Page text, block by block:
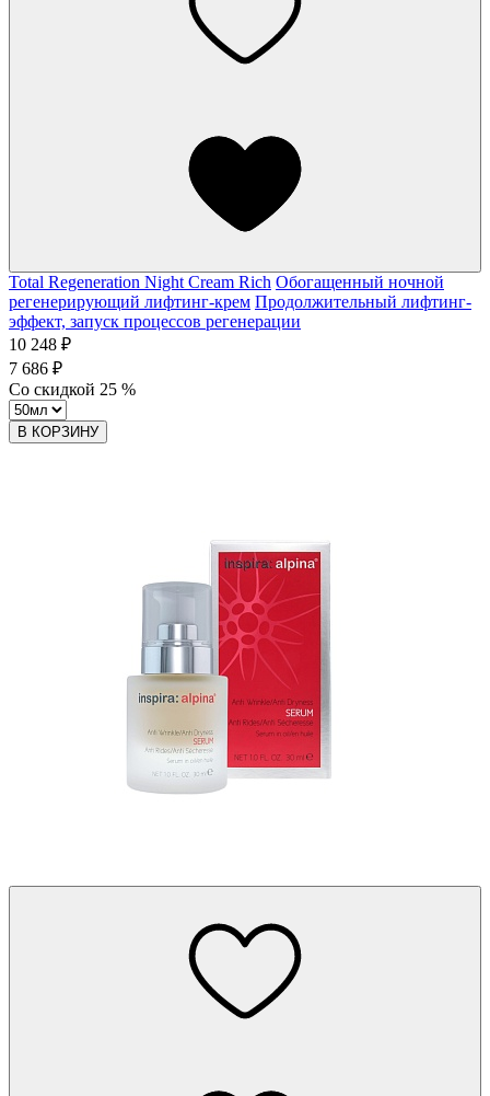
Total Regeneration Night Cream Rich Обогащенный ночной
регенерирующий лифтинг-крем Продолжительный лифтинг-
эффект, запуск процессов регенерации
10 248 ₽
7 686 ₽
Со скидкой 25 %
В КОРЗИНУ